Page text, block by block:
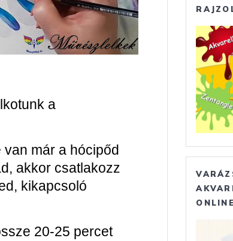
a
már a hócipőd
akkor csatlakozz
kikapcsoló
20-25 percet